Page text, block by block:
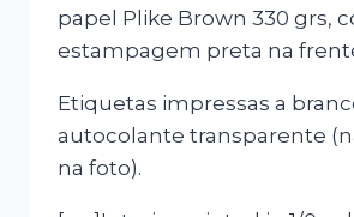
papel Plike Brown 330 grs,
estampagem preta na
Etiquetas impressas a
autocolante transparente
na foto).